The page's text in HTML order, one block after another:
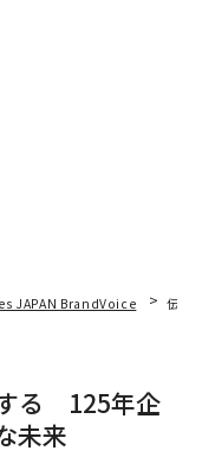
JAPAN BrandVoice 伝統
る 125年企
未来